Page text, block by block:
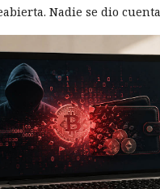
Nadie se dio